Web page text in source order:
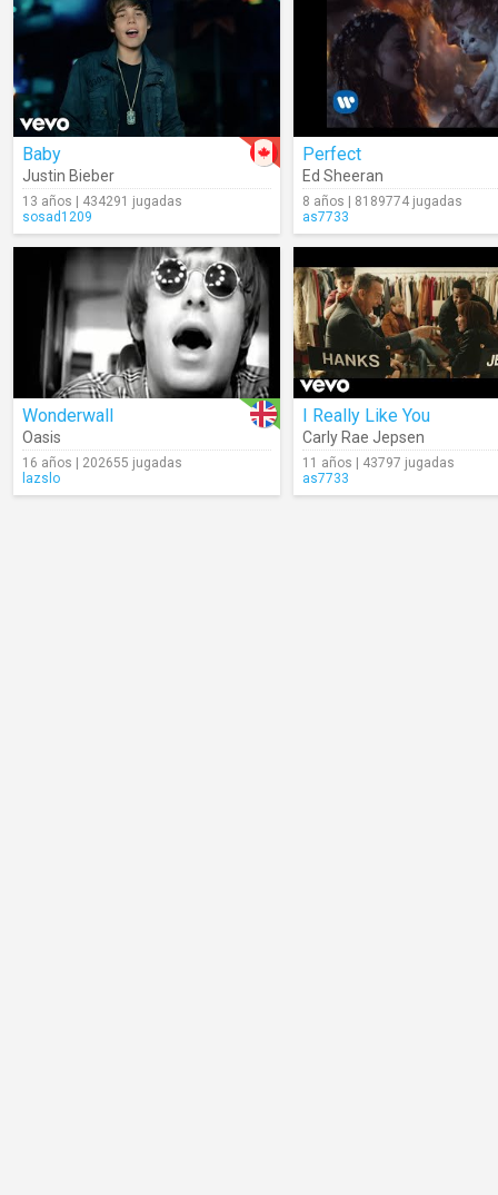
Baby
Justin Bieber
13 años | 434291 jugadas
sosad1209
Perfect
Ed Sheeran
8 años | 8189774 jugadas
as7733
Wonderwall
Oasis
16 años | 202655 jugadas
lazslo
I Really Like You
Carly Rae Jepsen
11 años | 43797 jugadas
as7733